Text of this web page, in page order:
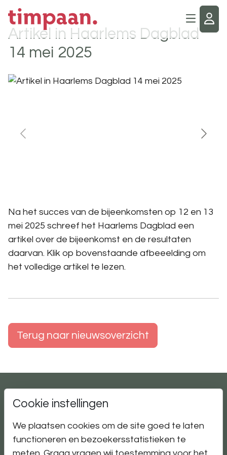
Artikel in Haarlems Dagblad
14 mei 2025
Na het succes van de bijeenkomsten op 12 en 13
mei 2025 schreef het Haarlems Dagblad een
artikel over de bijeenkomst en de resultaten
daarvan. Klik op bovenstaande afbeeelding om
het volledige artikel te lezen.
Terug naar nieuwsoverzicht
Contact
Cookie instellingen
We plaatsen cookies om de site goed te laten
functioneren en bezoekersstatistieken te